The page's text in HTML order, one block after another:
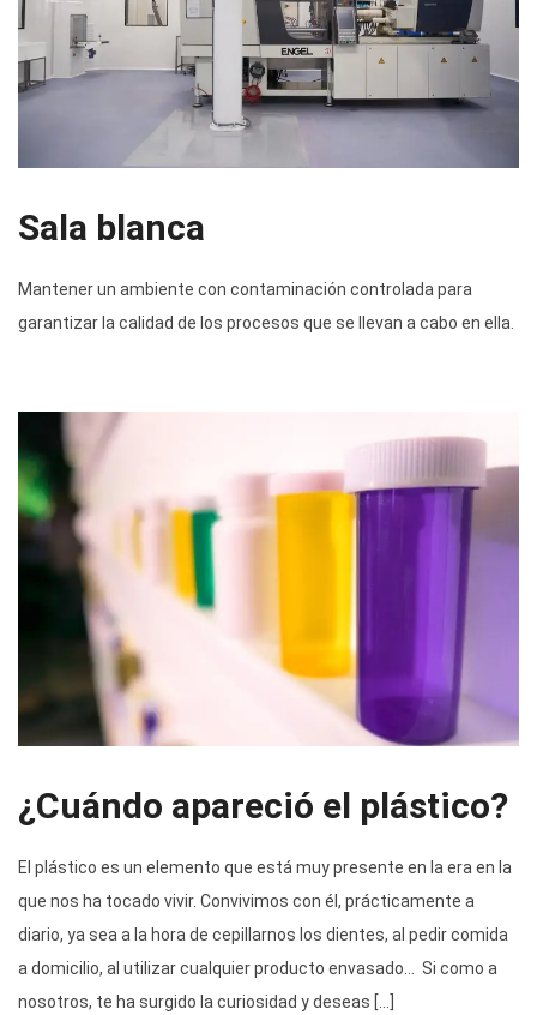
Sala blanca
Mantener un ambiente con contaminación controlada para
garantizar la calidad de los procesos que se llevan a cabo en ella.
¿Cuándo apareció el plástico?
El plástico es un elemento que está muy presente en la era en la
que nos ha tocado vivir. Convivimos con él, prácticamente a
diario, ya sea a la hora de cepillarnos los dientes, al pedir comida
a domicilio, al utilizar cualquier producto envasado… Si como a
nosotros, te ha surgido la curiosidad y deseas […]